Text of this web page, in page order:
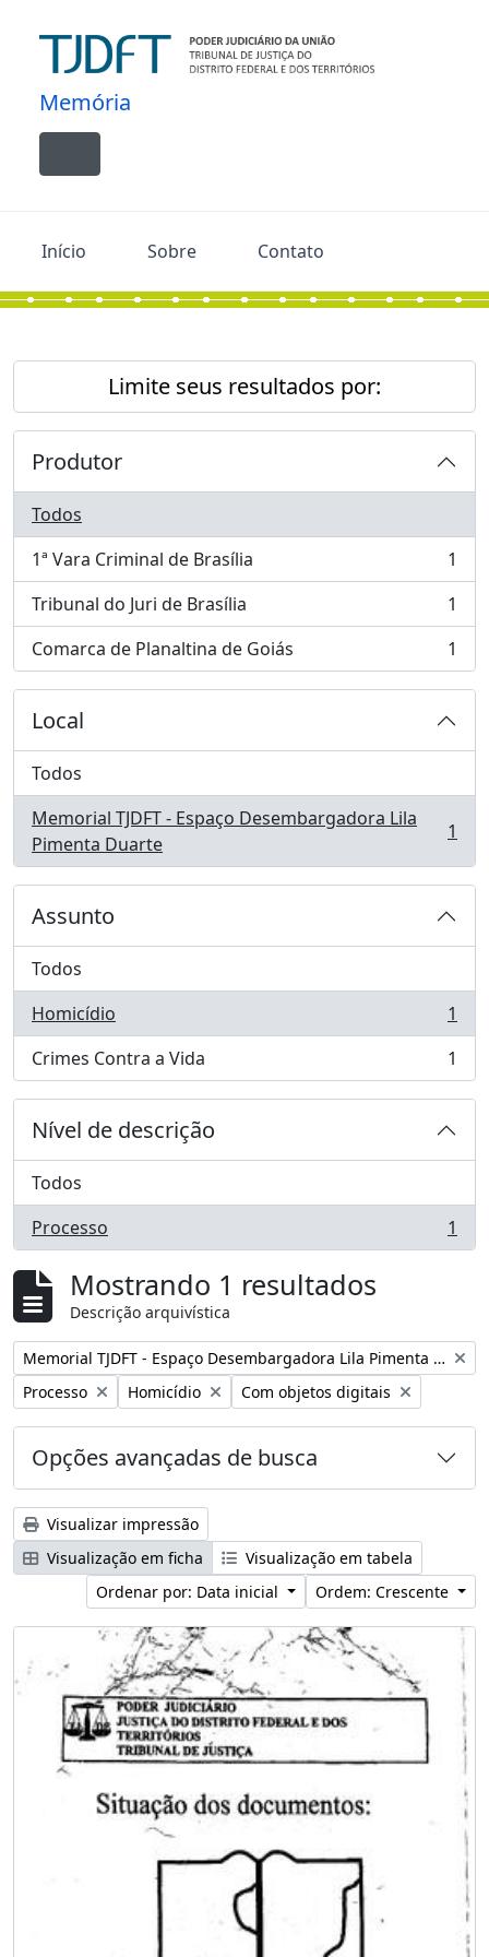
Memória
Toggle navigation
Início Sobre Contato
Limite seus resultados por:
Produtor
Todos
1ª Vara Criminal de Brasília
, 1 resultados
1
Tribunal do Juri de Brasília
, 1 resultados
1
Comarca de Planaltina de Goiás
, 1 resultados 1
Local
Todos
Memorial TJDFT - Espaço Desembargadora Lila
Pimenta Duarte
, 1 resultados 1
Assunto
Todos
Homicídio
, 1 resultados
1
Crimes Contra a Vida
, 1 resultados 1
Nível de descrição
Todos
Processo
, 1 resultados 1
Mostrando 1 resultados
Descrição arquivística
Remover filtro:
Memorial TJDFT - Espaço Desembargadora Lila Pimenta Duarte
Remover filtro:
Processo Remover filtro:
Homicídio Remover filtro:
Com objetos digitais
Opções avançadas de busca
Visualizar impressão
Visualização em ficha
Visualização em tabela
Ordenar por: Data inicial
Ordem: Crescente